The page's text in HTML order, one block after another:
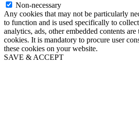
Non-necessary
Any cookies that may not be particularly
to function and is used specifically to
analytics, ads, other embedded contents are
cookies. It is mandatory to procure user
these cookies on your website.
SAVE & ACCEPT